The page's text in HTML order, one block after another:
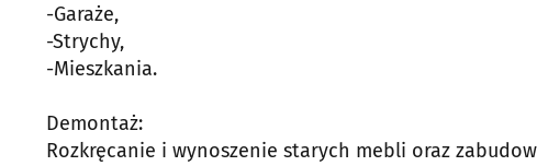
-Garaże,
-Strychy,
-Mieszkania.
Demontaż:
Rozkręcanie i wynoszenie starych mebli oraz